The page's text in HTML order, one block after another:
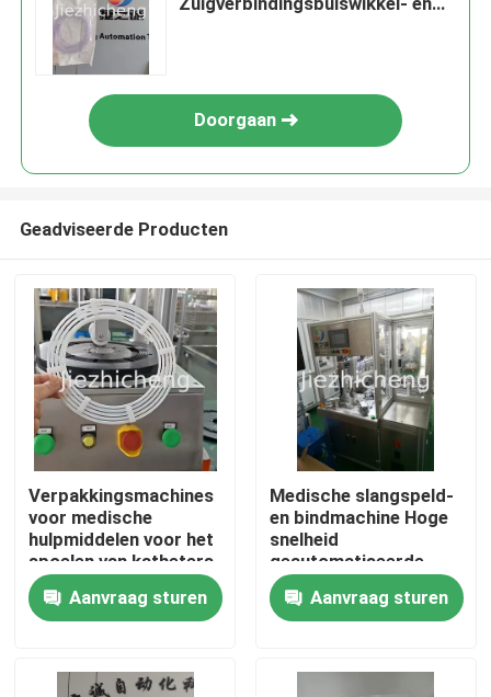
Thuis
Doorgaan
Geadviseerde Producten
Verpakkingsmachines
voor medische
hulpmiddelen voor het
spoelen van katheters
met ballonnen van
HDPEAanvraag sturen
Medische slangspeld-
en bindmachine Hoge
snelheid
geautomatiseerde
manipulator
Opererende wikkeling
en bundeling
connectorbuizen
Aanvraag sturen